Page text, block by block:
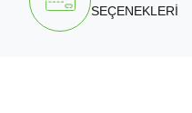
SEÇENEKLERİ